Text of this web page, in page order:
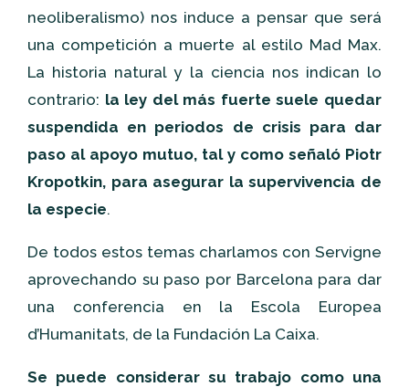
neoliberalismo) nos induce a pensar que será
una competición a muerte al estilo Mad Max.
La historia natural y la ciencia nos indican lo
contrario: la ley del más fuerte suele quedar
suspendida en periodos de crisis para dar
paso al apoyo mutuo, tal y como señaló Piotr
Kropotkin, para asegurar la supervivencia de
la especie.
De todos estos temas charlamos con Servigne
aprovechando su paso por Barcelona para dar
una conferencia en la Escola Europea
d’Humanitats, de la Fundación La Caixa.
Se puede considerar su trabajo como una